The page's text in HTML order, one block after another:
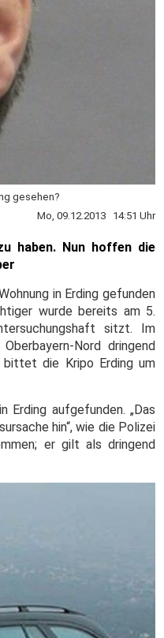
gesehen?
Mo, 09.12.2013 14:51 Uhr
haben. Nun hoffen die
in Erding gefunden
wurde bereits am 5.
sitzt. Im
Nord dringend
bittet die Kripo Erding um
aufgefunden. „Das
hin“, wie die Polizei
er gilt als dringend